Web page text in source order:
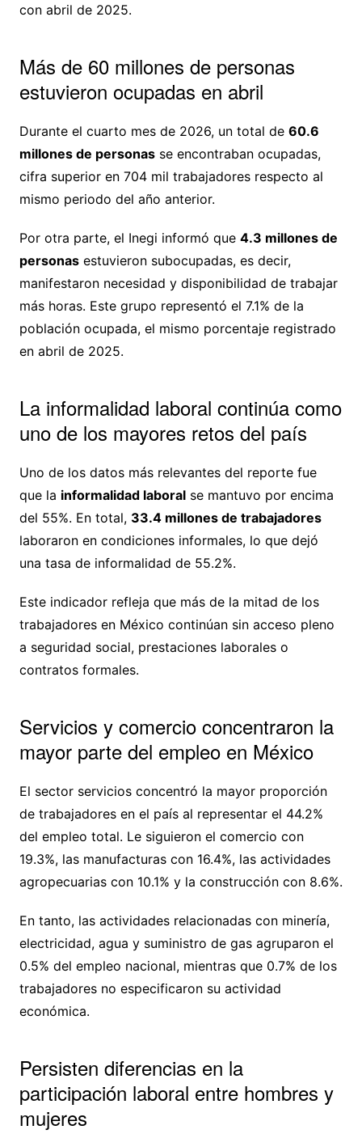
con abril de 2025.
Más de 60 millones de personas
estuvieron ocupadas en abril
Durante el cuarto mes de 2026, un total de 60.6
millones de personasse encontraban ocupadas,
cifra superior en 704 mil trabajadores respecto al
mismo periodo del año anterior.
Por otra parte, el Inegi informó que 4.3 millones de
personasestuvieron subocupadas, es decir,
manifestaron necesidad y disponibilidad de trabajar
más horas. Este grupo representó el 7.1% de la
población ocupada, el mismo porcentaje registrado
en abril de 2025.
La informalidad laboral continúa como
uno de los mayores retos del país
Uno de los datos más relevantes del reporte fue
que la informalidad laboralse mantuvo por encima
del 55%. En total, 33.4 millones de trabajadores
laboraron en condiciones informales, lo que dejó
una tasa de informalidad de 55.2%.
Este indicador refleja que más de la mitad de los
trabajadores en México continúan sin acceso pleno
a seguridad social, prestaciones laborales o
contratos formales.
Servicios y comercio concentraron la
mayor parte del empleo en México
El sector servicios concentró la mayor proporción
de trabajadores en el país al representar el 44.2%
del empleo total. Le siguieron el comercio con
19.3%, las manufacturas con 16.4%, las actividades
agropecuarias con 10.1% y la construcción con 8.6%.
En tanto, las actividades relacionadas con minería,
electricidad, agua y suministro de gas agruparon el
0.5% del empleo nacional, mientras que 0.7% de los
trabajadores no especificaron su actividad
económica.
Persisten diferencias en la
participación laboral entre hombres y
mujeres